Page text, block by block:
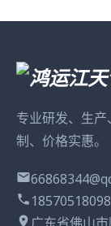
专业研发、生
制、价格实惠。
18570518098